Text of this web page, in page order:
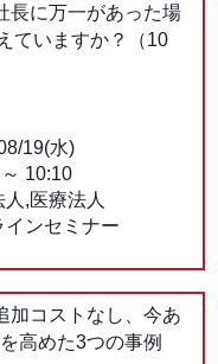
長に万一があった場
ていますか？（10
19(水)
10:10
,医療法人
インセミナー
加コストなし、今あ
高めた3つの事例